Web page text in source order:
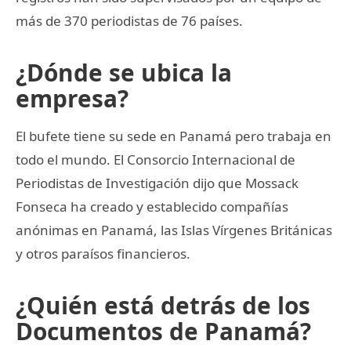
más de 370 periodistas de 76 países.
¿Dónde se ubica la
empresa?
El bufete tiene su sede en Panamá pero trabaja en
todo el mundo. El Consorcio Internacional de
Periodistas de Investigación dijo que Mossack
Fonseca ha creado y establecido compañías
anónimas en Panamá, las Islas Vírgenes Británicas
y otros paraísos financieros.
¿Quién está detrás de los
Documentos de Panamá?